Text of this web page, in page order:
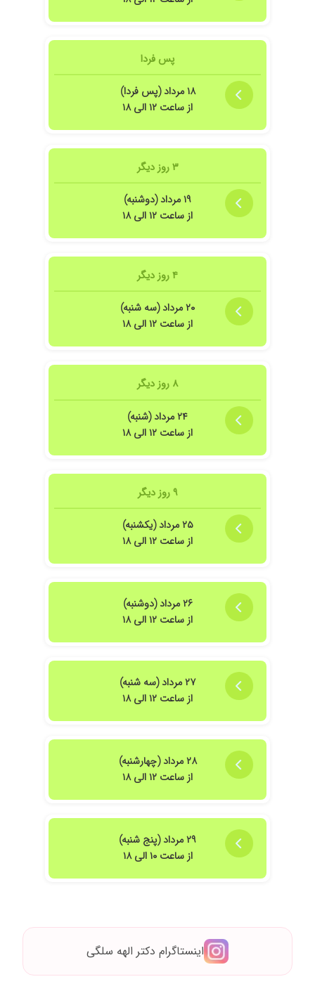
پس فردا
۱۸ مرداد (پس فردا)
از ساعت ۱۲ الی ۱۸
۳ روز دیگر
۱۹ مرداد (دوشنبه)
از ساعت ۱۲ الی ۱۸
۴ روز دیگر
۲۰ مرداد (سه شنبه)
از ساعت ۱۲ الی ۱۸
۸ روز دیگر
۲۴ مرداد (شنبه)
از ساعت ۱۲ الی ۱۸
۹ روز دیگر
۲۵ مرداد (یکشنبه)
از ساعت ۱۲ الی ۱۸
۲۶ مرداد (دوشنبه)
از ساعت ۱۲ الی ۱۸
۲۷ مرداد (سه شنبه)
از ساعت ۱۲ الی ۱۸
۲۸ مرداد (چهارشنبه)
از ساعت ۱۲ الی ۱۸
۲۹ مرداد (پنج شنبه)
از ساعت ۱۰ الی ۱۸
اینستاگرام دکتر الهه سلگی